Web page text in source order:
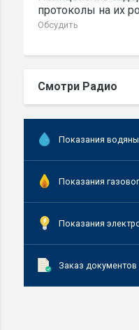
протоколы на их
Обсудить
Смотри Радио
Показания
Показания
Показания
Заказ документов